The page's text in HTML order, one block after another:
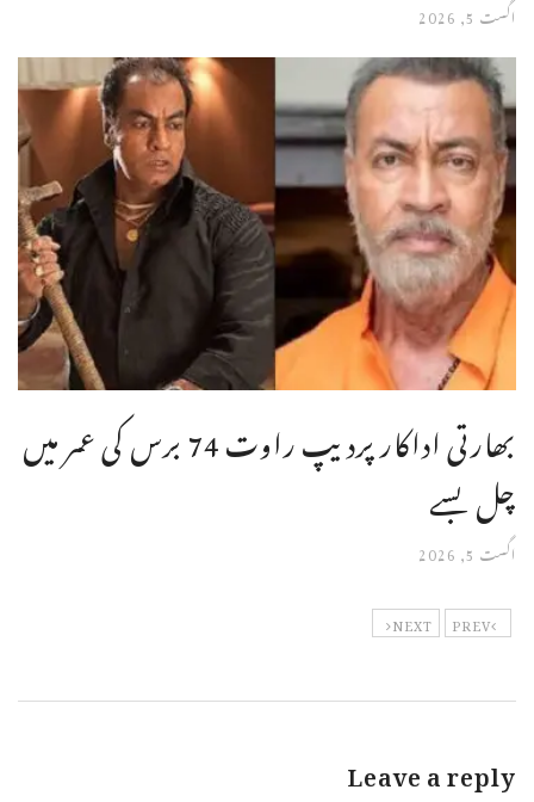
اگست 5, 2026
بھارتی اداکار پردیپ راوت 74 برس کی عمر میں
چل بسے
اگست 5, 2026
PREV
NEXT
Leave a reply